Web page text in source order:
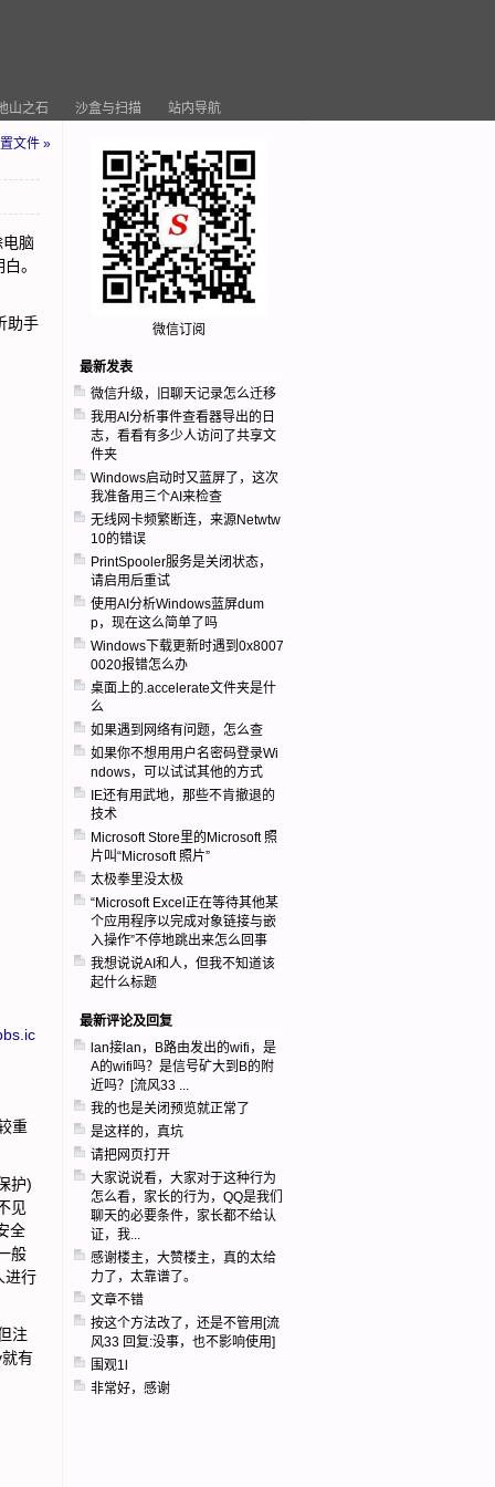
山之石 沙盒与扫描 站内导航
文件 »
脑
。
助手
重
护)
见
全
般
进行
注
有
微信订阅
最新发表
微信升级，旧聊天记录怎么迁移
我用AI分析事件查看器导出的日
志，看看有多少人访问了共享文
件夹
Windows启动时又蓝屏了，这次
我准备用三个AI来检查
无线网卡频繁断连，来源Netwtw
10的错误
PrintSpooler服务是关闭状态，
请启用后重试
使用AI分析Windows蓝屏dum
p，现在这么简单了吗
Windows下载更新时遇到0x8007
0020报错怎么办
桌面上的.accelerate文件夹是什
么
如果遇到网络有问题，怎么查
如果你不想用用户名密码登录Wi
ndows，可以试试其他的方式
IE还有用武地，那些不肯撤退的
技术
Microsoft Store里的Microsoft 照
片叫“Microsoft 照片”
太极拳里没太极
“Microsoft Excel正在等待其他某
个应用程序以完成对象链接与嵌
入操作”不停地跳出来怎么回事
我想说说AI和人，但我不知道该
起什么标题
最新评论及回复
lan接lan，B路由发出的wifi，是
A的wifi吗？是信号矿大到B的附
近吗？[流风33 ...
我的也是关闭预览就正常了
是这样的，真坑
请把网页打开
大家说说看，大家对于这种行为
怎么看，家长的行为，QQ是我们
聊天的必要条件，家长都不给认
证，我...
感谢楼主，大赞楼主，真的太给
力了，太靠谱了。
文章不错
按这个方法改了，还是不管用[流
风33 回复:没事，也不影响使用]
围观1l
非常好，感谢